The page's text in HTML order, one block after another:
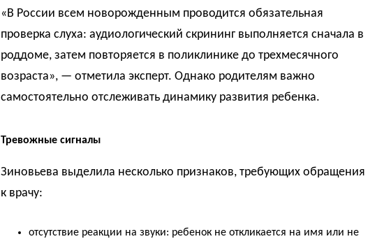
«В России всем новорожденным проводится обязательная
проверка слуха: аудиологический скрининг выполняется сначала в
роддоме, затем повторяется в поликлинике до трехмесячного
возраста», — отметила эксперт. Однако родителям важно
самостоятельно отслеживать динамику развития ребенка.
Тревожные сигналы
Зиновьева выделила несколько признаков, требующих обращения
к врачу:
отсутствие реакции на звуки: ребенок не откликается на имя или не